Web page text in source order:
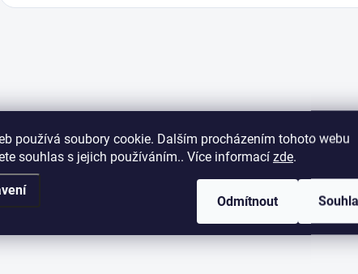
používá soubory cookie. Dalším procházením tohoto webu
souhlas s jejich používáním.. Více informací zde.
Odmítnout